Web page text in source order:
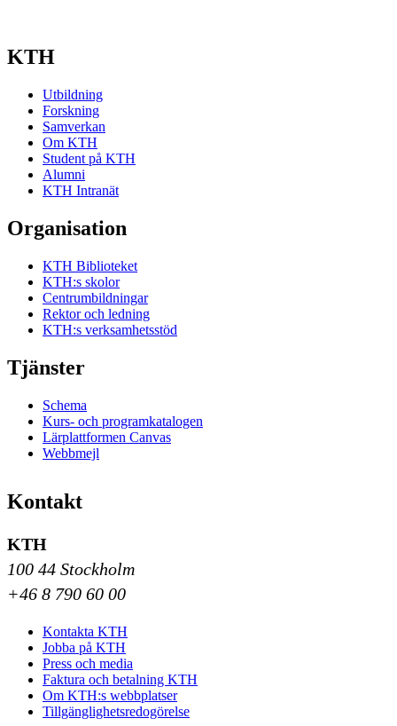
KTH
Utbildning
Forskning
Samverkan
Om KTH
Student på KTH
Alumni
KTH Intranät
Organisation
KTH Biblioteket
KTH:s skolor
Centrumbildningar
Rektor och ledning
KTH:s verksamhetsstöd
Tjänster
Schema
Kurs- och programkatalogen
Lärplattformen Canvas
Webbmejl
Kontakt
KTH
100 44 Stockholm
+46 8 790 60 00
Kontakta KTH
Jobba på KTH
Press och media
Faktura och betalning KTH
Om KTH:s webbplatser
Tillgänglighetsredogörelse